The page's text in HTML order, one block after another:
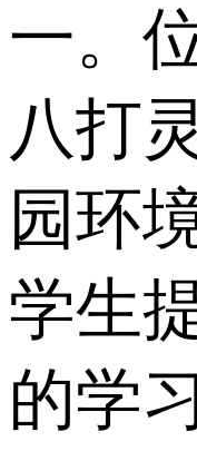
一。
八打
园环
学生
的学